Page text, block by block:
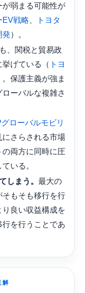
弱まる可能性が
EV戦略
トヨタ
発）。
、関税と貿易政
げている（ トヨ
。保護主義が強ま
ーバルな複雑さ
ローバルモビリ
にさらされる市場
両方に同時に圧
いる。
しまう。 最大の
もそも移行を行
良い収益構成を
を行うことであ
解